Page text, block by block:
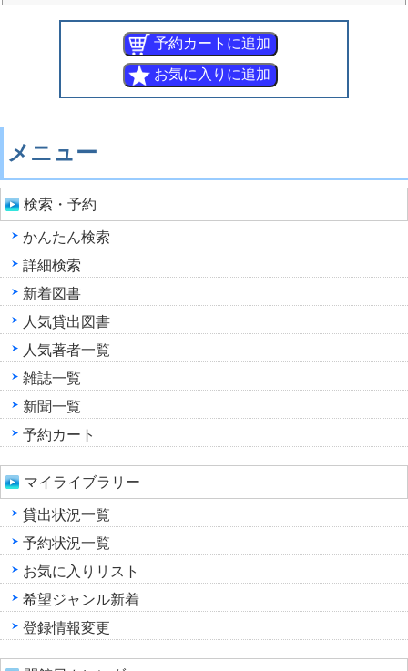
メニュー
検索・予約
かんたん検索
詳細検索
新着図書
人気貸出図書
人気著者一覧
雑誌一覧
新聞一覧
予約カート
マイライブラリー
貸出状況一覧
予約状況一覧
お気に入りリスト
希望ジャンル新着
登録情報変更